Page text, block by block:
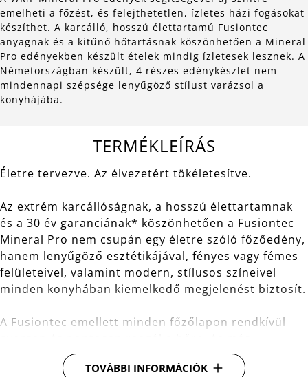
emelheti a főzést, és felejthetetlen, ízletes házi fogásokat
készíthet. A karcálló, hosszú élettartamú Fusiontec
anyagnak és a kitűnő hőtartásnak köszönhetően a Mineral
Pro edényekben készült ételek mindig ízletesek lesznek. A
Németországban készült, 4 részes edénykészlet nem
mindennapi szépsége lenyűgöző stílust varázsol a
konyhájába.
TERMÉKLEÍRÁS
Életre tervezve. Az élvezetért tökéletesítve.
Az extrém karcállóságnak, a hosszú élettartamnak
és a 30 év garanciának* köszönhetően a Fusiontec
Mineral Pro nem csupán egy életre szóló főzőedény,
hanem lenyűgöző esztétikájával, fényes vagy fémes
felületeivel, valamint modern, stílusos színeivel
minden konyhában kiemelkedő megjelenést biztosít.
A Fusiontec emellett minden főzőlapon rendkívül
anyagokhoz képest kivételesen jól tárolja azt –
tökéletes feltételeket teremtve a professzionális
TOVÁBBI INFORMÁCIÓK